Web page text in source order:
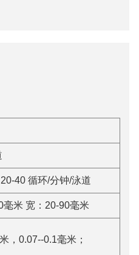
40 循环/分钟/泳道
毫米 宽：20-90毫米
，0.07--0.1毫米；